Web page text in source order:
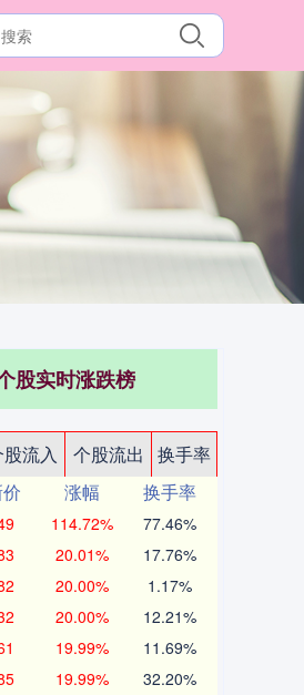
股实时涨跌榜
流入 个股流出
换手率
涨幅
换手率
114.72% 77.46%
20.01% 17.76%
20.00% 1.17%
20.00% 12.21%
19.99% 11.69%
19.99% 32.20%